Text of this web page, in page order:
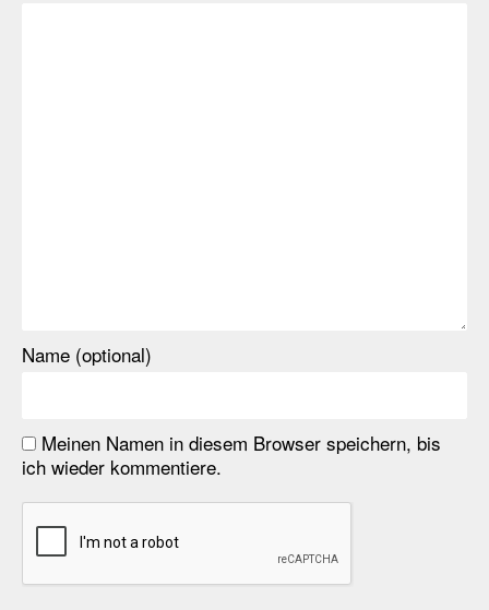
Name (optional)
Meinen Namen in diesem Browser speichern, bis
ich wieder kommentiere.